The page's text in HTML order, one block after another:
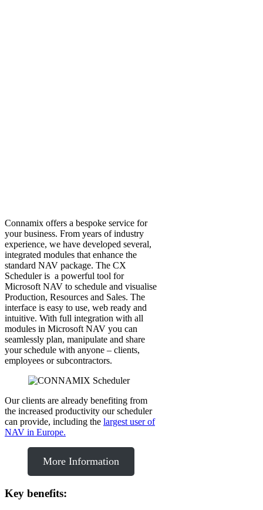
Connamix offers a bespoke service for
your business. From years of industry
experience, we have developed several,
integrated modules that enhance the
standard NAV package. The CX
Scheduler is a powerful tool for
Microsoft NAV to schedule and visualise
Production, Resources and Sales. The
interface is easy to use, web ready and
intuitive. With full integration with all
modules in Microsoft NAV you can
seamlessly plan, manipulate and share
your schedule with anyone – clients,
employees or subcontractors.
Our clients are already benefiting from
the increased productivity our scheduler
can provide, including the largest user of
NAV in Europe.
More Information
Key benefits: